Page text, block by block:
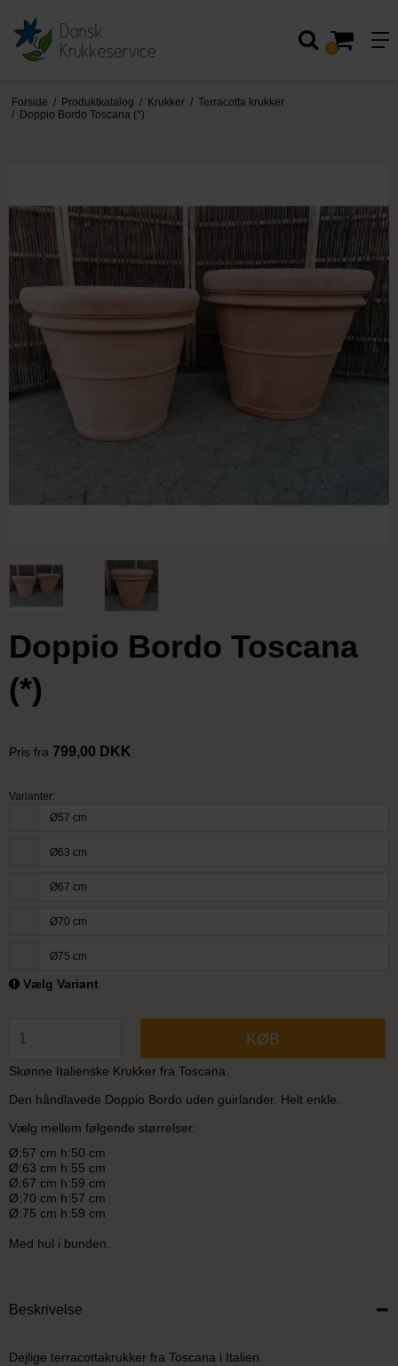
0
Forside / Produktkatalog / Krukker / Terracotta krukker
/ Doppio Bordo Toscana (*)
Doppio Bordo Toscana
(*)
Pris fra 799,00 DKK
Varianter:
Ø57 cm
Ø63 cm
Ø67 cm
Ø70 cm
Ø75 cm
Vælg Variant
KØB
Skønne Italienske Krukker fra Toscana.
Den håndlavede Doppio Bordo uden guirlander. Helt enkle.
Vælg mellem følgende størrelser:
Ø:57 cm h:50 cm
Ø:63 cm h:55 cm
Ø:67 cm h:59 cm
Ø:70 cm h:57 cm
Ø:75 cm h:59 cm
Med hul i bunden.
Beskrivelse
Dejlige terracottakrukker fra Toscana i Italien.